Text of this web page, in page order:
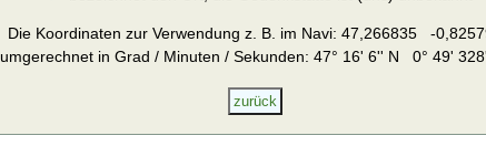
Die Koordinaten zur Verwendung z. B. im Navi: 47,266835 -
umgerechnet in Grad / Minuten / Sekunden: 47° 16' 6'' N 0° 49'